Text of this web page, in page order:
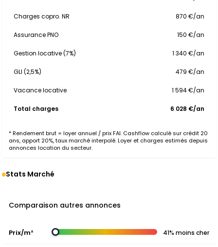
Charges copro. NR 870 €/an
Assurance PNO 150 €/an
Gestion locative (7%) 1 340 €/an
GLI (2,5%) 479 €/an
Vacance locative 1 594 €/an
Total charges 6 028 €/an
* Rendement brut = loyer annuel / prix FAI. Cashflow calculé sur crédit 20
ans, apport 20%, taux marché interpolé. Loyer et charges estimés depuis
annonces location du secteur.
Stats Marché
Comparaison autres annonces
Prix/m² 41% moins cher